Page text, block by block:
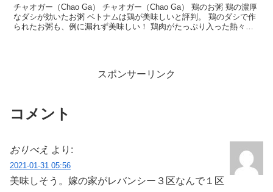
チャオガー（Chao Ga） チャオガー（Chao Ga） 鶏のお粥 鶏の濃厚
なダシが効いたお粥 ベトナムは鶏が美味しいと評判。 鶏のダシで作
られたお粥も、例に漏れず美味しい！ 鶏肉がたっぷり入った熱々な
スポンサーリンク
コメント
おりべえ より:
2021-01-31 05:56
美味しそう。嫁の家がレバンシー３区なんで１区